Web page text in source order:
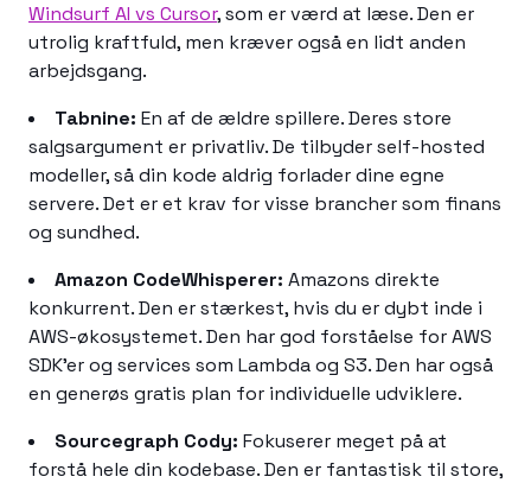
Windsurf AI vs Cursor, som er værd at læse. Den er
utrolig kraftfuld, men kræver også en lidt anden
arbejdsgang.
Tabnine: En af de ældre spillere. Deres store
salgsargument er privatliv. De tilbyder self-hosted
modeller, så din kode aldrig forlader dine egne
servere. Det er et krav for visse brancher som finans
og sundhed.
Amazon CodeWhisperer: Amazons direkte
konkurrent. Den er stærkest, hvis du er dybt inde i
AWS-økosystemet. Den har god forståelse for AWS
SDK'er og services som Lambda og S3. Den har også
en generøs gratis plan for individuelle udviklere.
Sourcegraph Cody: Fokuserer meget på at
forstå hele din kodebase. Den er fantastisk til store,